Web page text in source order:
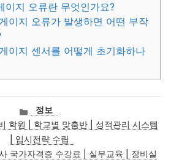
이지 오류란 무엇인가요?
이지 오류가 발생하면 어떤 부작
이지 센서를 어떻게 초기화하나
카
테
고
리
정보
학원 | 학교별 맞춤반 | 성적관리 시스템
| 입시전략 수립
국가자격증 수강료 | 실무교육 | 장비실